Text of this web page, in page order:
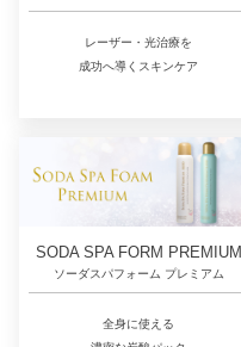
レーザー・光治療を
成功へ導くスキンケア
SODA SPA FORM PREMIUM
ソーダスパフォーム プレミアム
全身に使える